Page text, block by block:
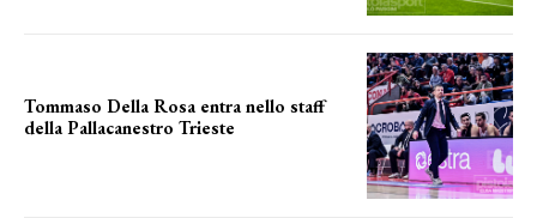
Tommaso Della Rosa entra nello staff
della Pallacanestro Trieste